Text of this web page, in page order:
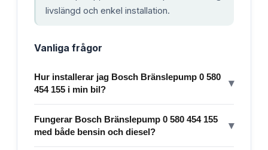
livslängd och enkel installation.
Vanliga frågor
Hur installerar jag Bosch Bränslepump 0 580
454 155 i min bil?
▾
Fungerar Bosch Bränslepump 0 580 454 155
med både bensin och diesel?
▾